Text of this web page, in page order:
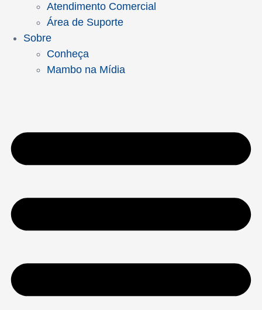
Atendimento Comercial
Área de Suporte
Sobre
Conheça
Mambo na Mídia